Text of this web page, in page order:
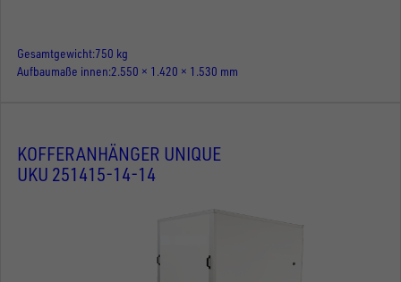
Gesamtgewicht 750 kg
Aufbaumaße innen 2.550 × 1.420 × 1.530 mm
KOFFERANHÄNGER UNIQUE
UKU 251415-14-14